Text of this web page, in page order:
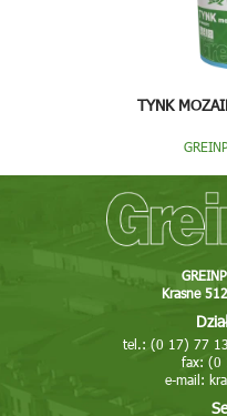
TYNK
Krasne
tel.: (0 17) 77
fax: (0
e-mail: